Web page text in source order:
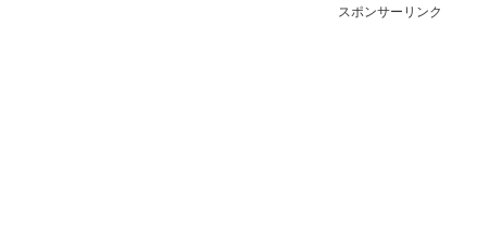
スポンサーリンク